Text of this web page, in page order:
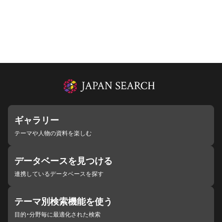
ギャラリー
テーマや人物の資料を楽しむ
データベースを見つける
連携しているデータベースを探す
テーマ別検索機能を使う
目的・分野毎に最適化された検索